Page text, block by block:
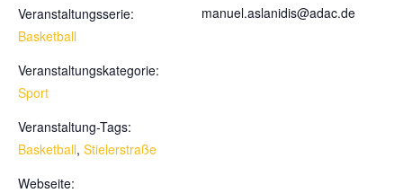
Veranstaltungsserie:
Basketball
Veranstaltungskategorie:
Sport
Veranstaltung-Tags:
Basketball, Stielerstraße
Webseite:
manuel.aslanidis@adac.de